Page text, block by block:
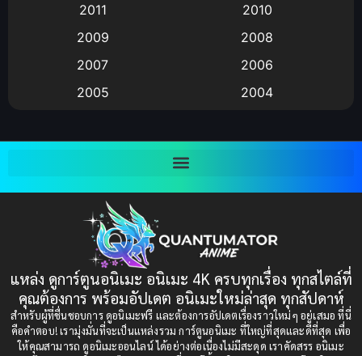
Big tits (นมใหญ่)
Bitch (ผู้หญิงร่าน)
Bondage (ทาส)(1)
(1)
Censored (เซ็นเซอร์)(19)
Comedy (ตลก)(235)
2011
2010
2009
2008
2007
2006
2005
2004
2001
2000
1997
1993
1991
1989
1988
1987
1985
1984
1983
แหล่ง ดูการ์ตูนอนิเมะ อนิเมะ 4K ครบทุกเรื่อง ทุกสไตล์ที่
คุณต้องการ พร้อมอัปเดต อนิเมะใหม่ล่าสุด ทุกสัปดาห์
สำหรับผู้ที่ชื่นชอบการ ดูอนิเมะฟรี และต้องการอัปเดตเรื่องราวใหม่ๆ อยู่เสมอ ที่นี่
คือคำตอบ! เรามุ่งมั่นที่จะเป็นแหล่งรวม การ์ตูนอนิเมะ ที่ใหญ่ที่สุดและดีที่สุด เพื่อ
ให้คุณสามารถ ดูอนิเมะออนไลน์ ได้อย่างต่อเนื่องไม่มีสะดุด เราคัดสรร อนิเมะ